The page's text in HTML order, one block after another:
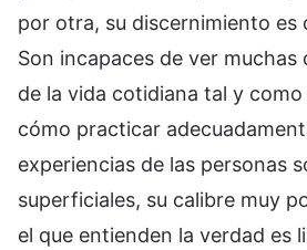
por otra, su discernimiento es
Son incapaces de ver muchas
de la vida cotidiana tal y
cómo practicar
experiencias de las personas
superficiales, su calibre muy
el que entienden la verdad es